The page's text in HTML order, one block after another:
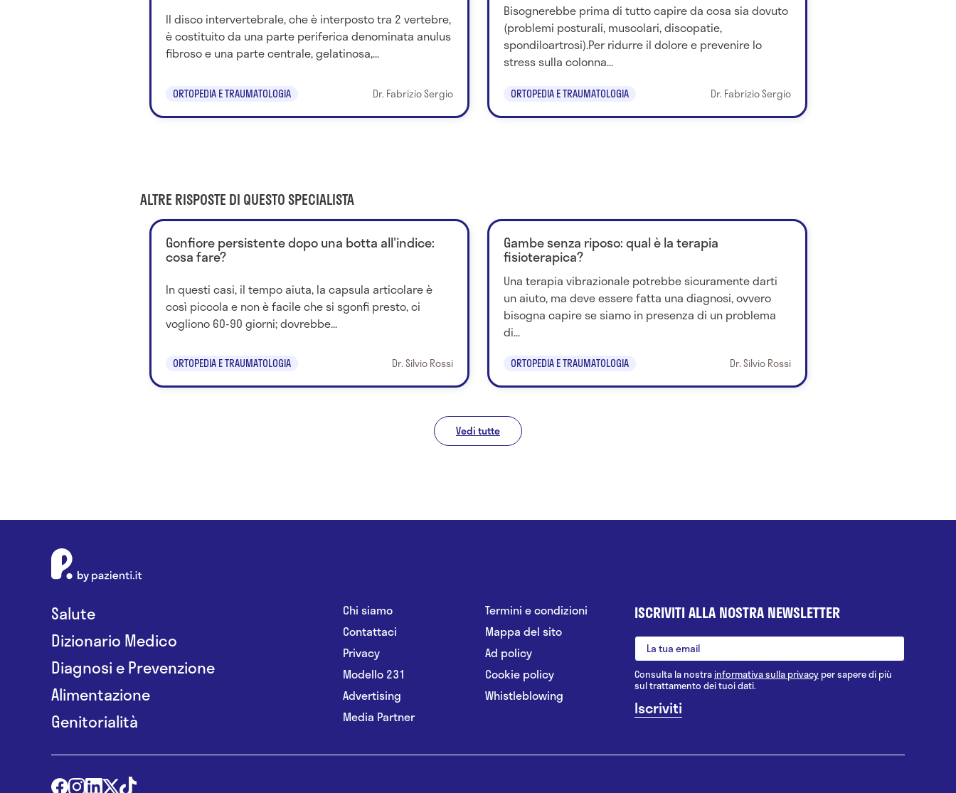
Il disco intervertebrale, che è interposto tra 2 vertebre,
è costituito da una parte periferica denominata anulus
fibroso e una parte centrale, gelatinosa,...
ORTOPEDIA E TRAUMATOLOGIA Dr. Fabrizio Sergio
Bisognerebbe prima di tutto capire da cosa sia dovuto
(problemi posturali, muscolari, discopatie,
spondiloartrosi).Per ridurre il dolore e prevenire lo
stress sulla colonna...
ORTOPEDIA E TRAUMATOLOGIA Dr. Fabrizio Sergio
ALTRE RISPOSTE DI QUESTO SPECIALISTA
Gonfiore persistente dopo una botta all'indice:
cosa fare?
In questi casi, il tempo aiuta, la capsula articolare è
così piccola e non è facile che si sgonfi presto, ci
vogliono 60-90 giorni; dovrebbe...
ORTOPEDIA E TRAUMATOLOGIA Dr. Silvio Rossi
Gambe senza riposo: qual è la terapia
fisioterapica?
Una terapia vibrazionale potrebbe sicuramente darti
un aiuto, ma deve essere fatta una diagnosi, ovvero
bisogna capire se siamo in presenza di un problema
di...
ORTOPEDIA E TRAUMATOLOGIA Dr. Silvio Rossi
Vedi tutte
Salute
Dizionario Medico
Diagnosi e Prevenzione
Alimentazione
Genitorialità
Chi siamo
Contattaci
Privacy
Modello 231
Advertising
Media Partner
Termini e condizioni
Mappa del sito
Ad policy
Cookie policy
Whistleblowing
ISCRIVITI ALLA NOSTRA NEWSLETTER
Consulta la nostrainformativa sulla privacy per sapere di più
sul trattamento dei tuoi dati.